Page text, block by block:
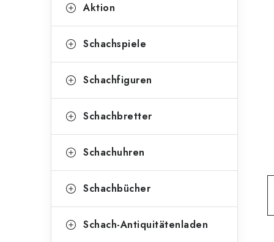
e
t
e
l
e
s
überspringen
a
e
o
i
Aktion
Schachspiele
Schachfiguren
Schachbretter
Schachuhren
Schachbücher
Schach-Antiquitätenladen